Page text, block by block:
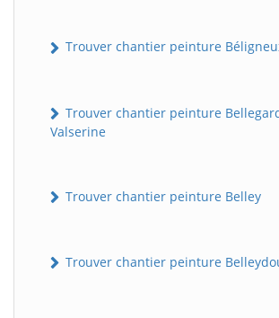
Trouver chantier peinture
Trouver chantier peinture
Valserine
Trouver chantier peinture Belley
Trouver chantier peinture